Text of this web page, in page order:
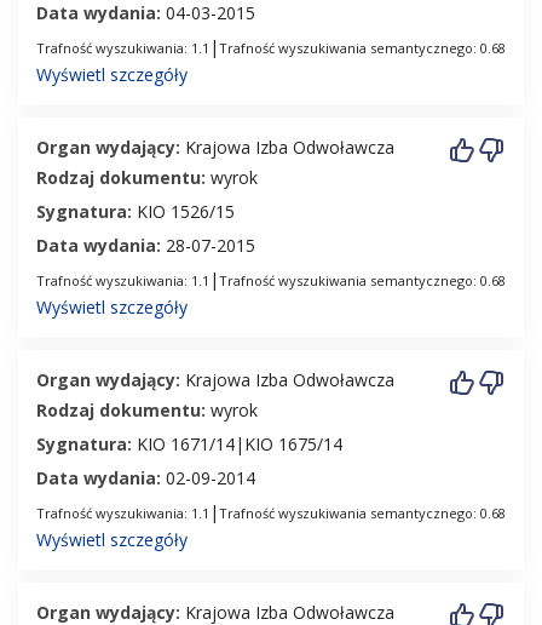
Data wydania: 04-03-2015
Trafność wyszukiwania: 1.1 | Trafność wyszukiwania semantycznego: 0.68
Wyświetl szczegóły
Organ wydający: Krajowa Izba Odwoławcza
Rodzaj dokumentu: wyrok
Sygnatura: KIO 1526/15
Data wydania: 28-07-2015
Trafność wyszukiwania: 1.1 | Trafność wyszukiwania semantycznego: 0.68
Wyświetl szczegóły
Organ wydający: Krajowa Izba Odwoławcza
Rodzaj dokumentu: wyrok
Sygnatura: KIO 1671/14|KIO 1675/14
Data wydania: 02-09-2014
Trafność wyszukiwania: 1.1 | Trafność wyszukiwania semantycznego: 0.68
Wyświetl szczegóły
Organ wydający: Krajowa Izba Odwoławcza